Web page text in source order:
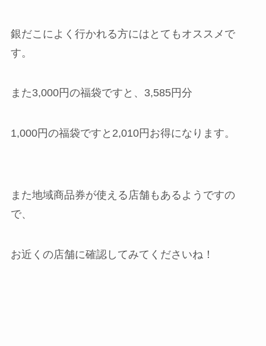
銀だこによく行かれる方にはとてもオススメで
す。
また3,000円の福袋ですと、3,585円分
1,000円の福袋ですと2,010円お得になります。
また地域商品券が使える店舗もあるようですの
で、
お近くの店舗に確認してみてくださいね！